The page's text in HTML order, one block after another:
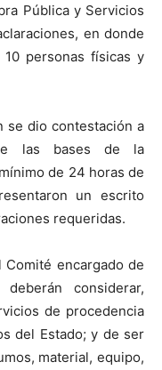
Pública y Servicios
en donde
personas físicas y
se dio contestación a
las bases de la
de 24 horas de
un escrito
requeridas.
encargado de
considerar,
de procedencia
del Estado; y de ser
material, equipo,